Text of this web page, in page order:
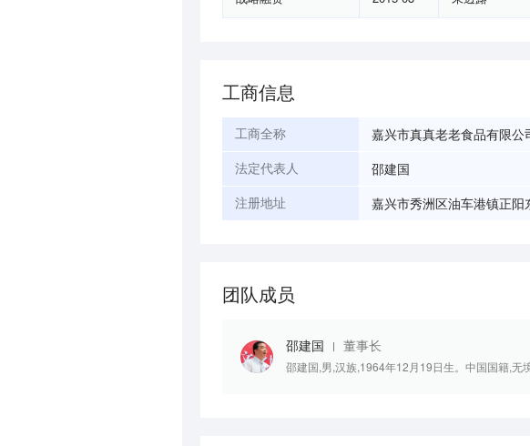
工商信息
工商全称 嘉兴市真真老老食品有限公
法定代表人 邵建国
注册地址 嘉兴市秀洲区油车港镇正阳
团队成员
邵建国 董事长
邵建国,男,汉族,1964年12月19日生。中国国籍,